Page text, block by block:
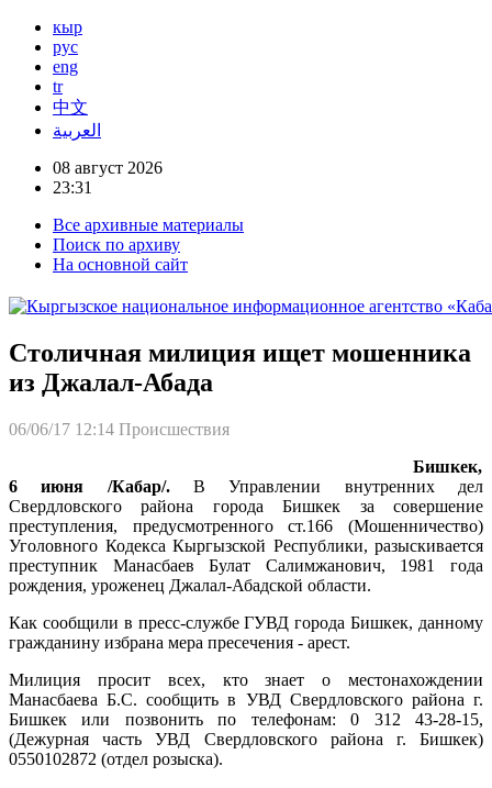
кыр
рус
eng
tr
中文
العربية
08 август 2026
23:31
Все архивные материалы
Поиск по архиву
На основной сайт
Столичная милиция ищет мошенника
из Джалал-Абада
06/06/17 12:14 Происшествия
Бишкек,
6 июня /Кабар/. В Управлении внутренних дел
Свердловского района города Бишкек за совершение
преступления, предусмотренного ст.166 (Мошенничество)
Уголовного Кодекса Кыргызской Республики, разыскивается
преступник Манасбаев Булат Салимжанович, 1981 года
рождения, уроженец Джалал-Абадской области.
Как сообщили в пресс-службе ГУВД города Бишкек, данному
гражданину избрана мера пресечения - арест.
Милиция просит всех, кто знает о местонахождении
Манасбаева Б.С. сообщить в УВД Свердловского района г.
Бишкек или позвонить по телефонам: 0 312 43-28-15,
(Дежурная часть УВД Свердловского района г. Бишкек)
0550102872 (отдел розыска).